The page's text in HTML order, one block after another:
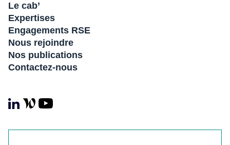
Le cab’
Expertises
Engagements RSE
Nous rejoindre
Nos publications
Contactez-nous